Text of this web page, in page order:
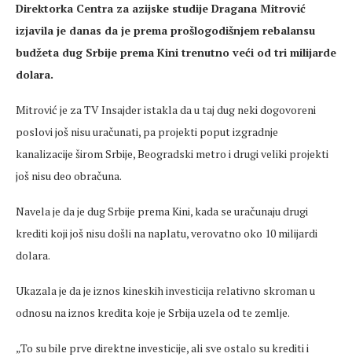
Direktorka Centra za azijske studije Dragana Mitrović
izjavila je danas da je prema prošlogodišnjem rebalansu
budžeta dug Srbije prema Kini trenutno veći od tri milijarde
dolara.
Mitrović je za TV Insajder istakla da u taj dug neki dogovoreni
poslovi još nisu uračunati, pa projekti poput izgradnje
kanalizacije širom Srbije, Beogradski metro i drugi veliki projekti
još nisu deo obračuna.
Navela je da je dug Srbije prema Kini, kada se uračunaju drugi
krediti koji još nisu došli na naplatu, verovatno oko 10 milijardi
dolara.
Ukazala je da je iznos kineskih investicija relativno skroman u
odnosu na iznos kredita koje je Srbija uzela od te zemlje.
„To su bile prve direktne investicije, ali sve ostalo su krediti i